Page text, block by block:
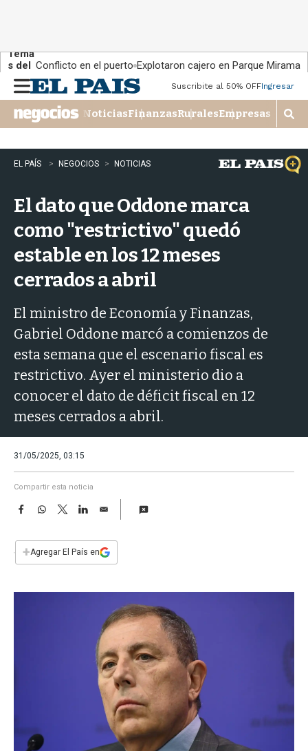
Tema
s del
día:
Conflicto en el puerto Explotaron cajero en Parque Miramar
n
u
Suscribite al 50% OFFIngresar
NoticiasFinanzasRuralesEmpresas
M
o
s
t
r
EL PAÍS NEGOCIOS NOTICIAS
El dato que Oddone marca
como "restrictivo" quedó
estable en los 12 meses
cerrados a abril
El ministro de Economía y Finanzas,
Gabriel Oddone marcó a comienzos de
esta semana que el escenario fiscal es
restrictivo. Ayer el ministerio dio a
conocer el dato de déficit fiscal en 12
meses cerrados a abril.
31/05/2025, 03:15
Compartir esta noticia
F
e
b
W
s
T
w
t
L
E
i
l
+Agregar El País en